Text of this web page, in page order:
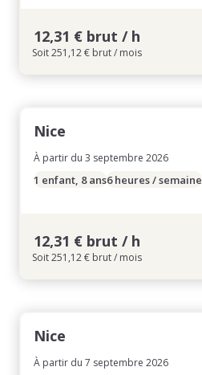
12,31 € brut / h
Soit 251,12 € brut / mois
Nice
À partir du 3 septembre 2026
1 enfant, 8 ans6 heures / semaine
12,31 € brut / h
Soit 251,12 € brut / mois
Nice
À partir du 7 septembre 2026